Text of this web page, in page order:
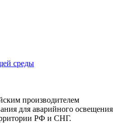
среды
производителем
для аварийного освещения
РФ и СНГ.